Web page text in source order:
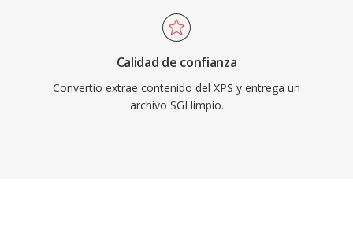
Calidad de confianza
Convertio extrae contenido del XPS y entrega un
archivo SGI limpio.